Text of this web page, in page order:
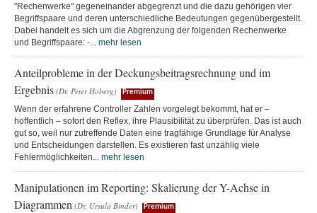
"Rechenwerke" gegeneinander abgegrenzt und die dazu gehörigen vier
Begriffspaare und deren unterschiedliche Bedeutungen gegenübergestellt.
Dabei handelt es sich um die Abgrenzung der folgenden Rechenwerke
und Begriffspaare: -... mehr lesen
Anteilprobleme in der Deckungsbeitragsrechnung und im
Ergebnis (Dr. Peter Hoberg) Premium
Wenn der erfahrene Controller Zahlen vorgelegt bekommt, hat er –
hoffentlich – sofort den Reflex, ihre Plausibilität zu überprüfen. Das ist auch
gut so, weil nur zutreffende Daten eine tragfähige Grundlage für Analyse
und Entscheidungen darstellen. Es existieren fast unzählig viele
Fehlermöglichkeiten... mehr lesen
Manipulationen im Reporting: Skalierung der Y-Achse in
Diagrammen (Dr. Ursula Binder) Premium